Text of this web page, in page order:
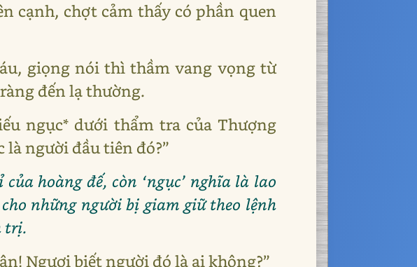
cạnh, chợt cảm thấy có phần quen
giọng nói thì thầm vang vọng từ
đến lạ thường.
ngục* dưới thẩm tra của Thượng
là người đầu tiên đó?”
hoàng đế, còn ‘ngục’ nghĩa là lao
những người bị giam giữ theo lệnh
trị.
Ngươi biết người đó là ai không?”